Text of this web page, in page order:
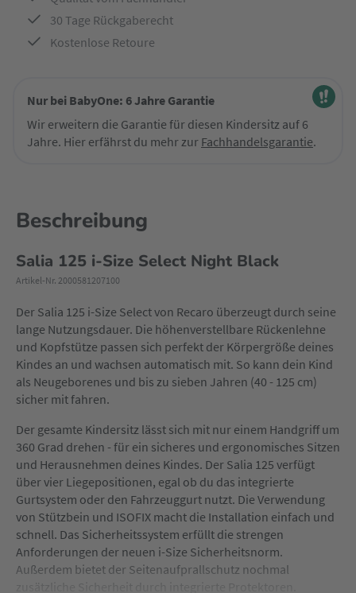
30 Tage Rückgaberecht
Kostenlose Retoure
Nur bei BabyOne: 6 Jahre Garantie
Wir erweitern die Garantie für diesen Kindersitz auf 6
Jahre. Hier erfährst du mehr zur Fachhandelsgarantie.
Beschreibung
Salia 125 i-Size Select Night Black
Artikel-Nr. 2000581207100
Der Salia 125 i-Size Select von Recaro überzeugt durch seine
lange Nutzungsdauer. Die höhenverstellbare Rückenlehne
und Kopfstütze passen sich perfekt der Körpergröße deines
Kindes an und wachsen automatisch mit. So kann dein Kind
als Neugeborenes und bis zu sieben Jahren (40 - 125 cm)
sicher mit fahren.
Der gesamte Kindersitz lässt sich mit nur einem Handgriff um
360 Grad drehen - für ein sicheres und ergonomisches Sitzen
und Herausnehmen deines Kindes. Der Salia 125 verfügt
über vier Liegepositionen, egal ob du das integrierte
Gurtsystem oder den Fahrzeuggurt nutzt. Die Verwendung
von Stützbein und ISOFIX macht die Installation einfach und
schnell. Das Sicherheitssystem erfüllt die strengen
Anforderungen der neuen i-Size Sicherheitsnorm.
Außerdem bietet der Seitenaufprallschutz nochmal